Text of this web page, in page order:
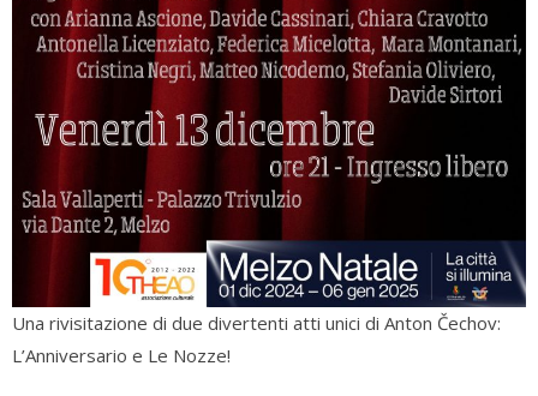
Una rivisitazione di due divertenti atti unici di Anton Čechov:
L’Anniversario e Le Nozze!